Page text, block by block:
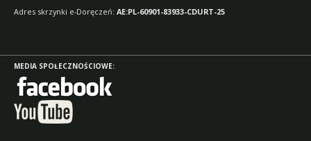
Adres skrzynki e-Doręczeń: AE:PL-60901-83933-CDURT-25
MEDIA SPOŁECZNOŚCIOWE: